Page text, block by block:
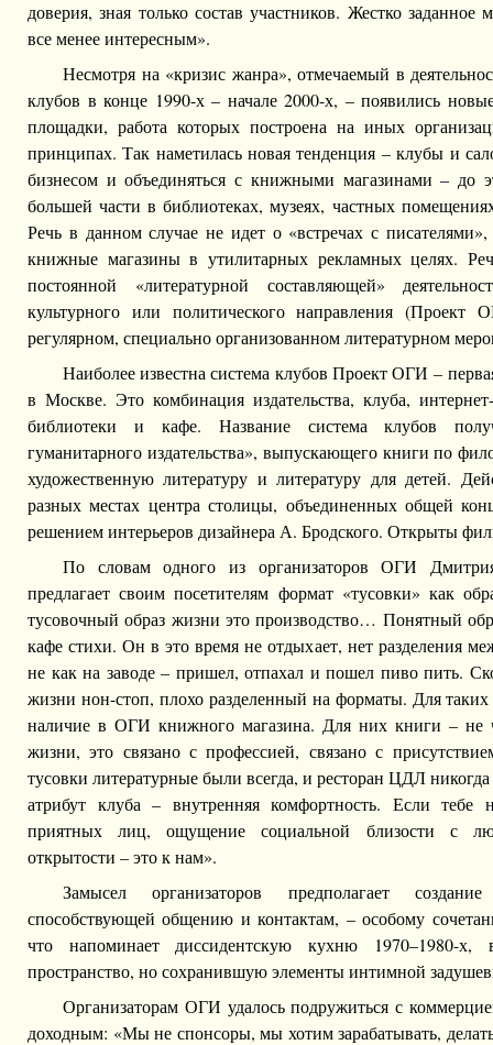
доверия, зная только состав участников. Жестко заданное
все менее интересным».
Несмотря на «кризис жанра», отмечаемый в
клубов в конце 1990-х – начале 2000-х, – появились
площадки, работа которых построена на иных
принципах. Так наметилась новая тенденция – клубы и
бизнесом и объединяться с книжными магазинами – до
большей части в библиотеках, музеях, частных
Речь в данном случае не идет о «встречах с
книжные магазины в утилитарных рекламных целях.
постоянной «литературной составляющей»
культурного или политического направления
регулярном, специально организованном литературном
Наиболее известна система клубов Проект ОГИ –
в Москве. Это комбинация издательства, клуба,
библиотеки и кафе. Название система клубов
гуманитарного издательства», выпускающего книги по
художественную литературу и литературу для детей.
разных местах центра столицы, объединенных общей
решением интерьеров дизайнера А. Бродского. Открыты
По словам одного из организаторов ОГИ
предлагает своим посетителям формат «тусовки» как
тусовочный образ жизни это производство… Понятный
кафе стихи. Он в это время не отдыхает, нет разделения
не как на заводе – пришел, отпахал и пошел пиво пить.
жизни нон-стоп, плохо разделенный на форматы. Для
наличие в ОГИ книжного магазина. Для них книги – не
жизни, это связано с профессией, связано с
тусовки литературные были всегда, и ресторан ЦДЛ
атрибут клуба – внутренняя комфортность. Если тебе
приятных лиц, ощущение социальной близости с
открытости – это к нам».
Замысел организаторов предполагает
способствующей общению и контактам, – особому
что напоминает диссидентскую кухню 1970–1980-
пространство, но сохранившую элементы интимной
Организаторам ОГИ удалось подружиться с
доходным: «Мы не спонсоры, мы хотим зарабатывать,